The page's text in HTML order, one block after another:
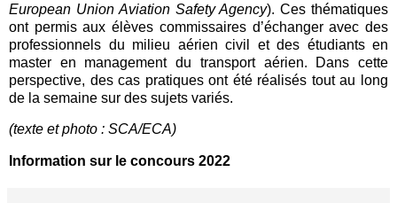
European Union Aviation Safety Agency). Ces thématiques
ont permis aux élèves commissaires d’échanger avec des
professionnels du milieu aérien civil et des étudiants en
master en management du transport aérien. Dans cette
perspective, des cas pratiques ont été réalisés tout au long
de la semaine sur des sujets variés.
(texte et photo : SCA/ECA)
Information sur le concours 2022